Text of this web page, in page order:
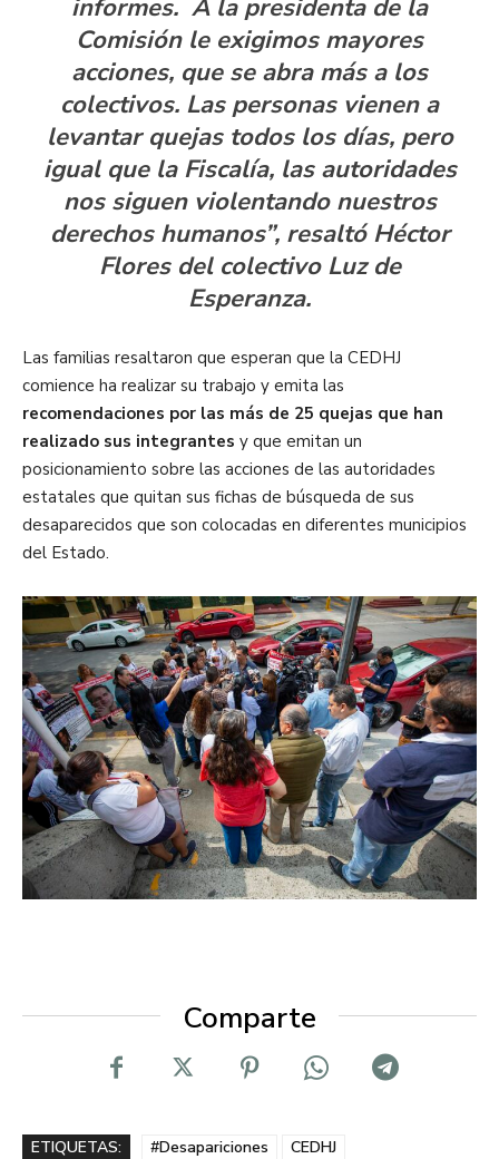
informes. A la presidenta de la
Comisión le exigimos mayores
acciones, que se abra más a los
colectivos. Las personas vienen a
levantar quejas todos los días, pero
igual que la Fiscalía, las autoridades
nos siguen violentando nuestros
derechos humanos”, resaltó Héctor
Flores del colectivo Luz de
Esperanza.
Las familias resaltaron que esperan que la CEDHJ
comience ha realizar su trabajo y emita las
recomendaciones por las más de 25 quejas que han
realizado sus integrantes y que emitan un
posicionamiento sobre las acciones de las autoridades
estatales que quitan sus fichas de búsqueda de sus
desaparecidos que son colocadas en diferentes municipios
del Estado.
Comparte
ETIQUETAS: #Desapariciones
CEDHJ